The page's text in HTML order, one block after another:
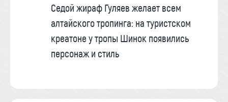
Седой жираф Гуляев желает всем
алтайского тропинга: на туристском
креатоне у тропы Шинок появились
персонаж и стиль